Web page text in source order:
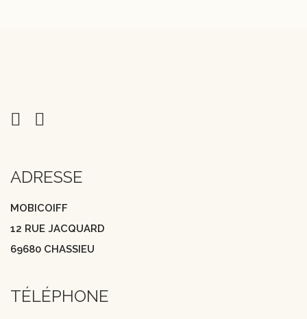
ADRESSE
MOBICOIFF
12 RUE JACQUARD
69680 CHASSIEU
TÉLÉPHONE